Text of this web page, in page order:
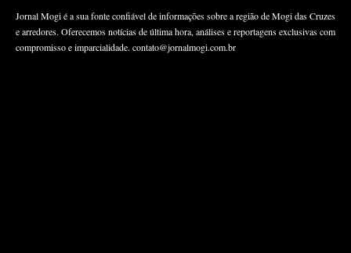
Jornal Mogi é a sua fonte confiável de informações sobre a região de Mogi das Cruzes
e arredores. Oferecemos notícias de última hora, análises e reportagens exclusivas com
compromisso e imparcialidade. contato@jornalmogi.com.br